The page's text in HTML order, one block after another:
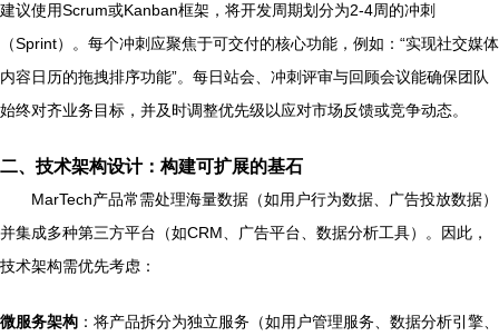
建议使用Scrum或Kanban框架，将开发周期划分为2-4周的冲刺
（Sprint）。每个冲刺应聚焦于可交付的核心功能，例如：“实现社交媒体
内容日历的拖拽排序功能”。每日站会、冲刺评审与回顾会议能确保团队
始终对齐业务目标，并及时调整优先级以应对市场反馈或竞争动态。
二、技术架构设计：构建可扩展的基石
MarTech产品常需处理海量数据（如用户行为数据、广告投放数据）
并集成多种第三方平台（如CRM、广告平台、数据分析工具）。因此，
技术架构需优先考虑：
微服务架构 ：将产品拆分为独立服务（如用户管理服务、数据分析引擎、